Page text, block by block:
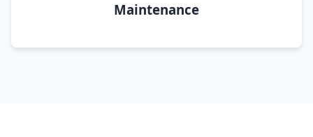
Maintenance